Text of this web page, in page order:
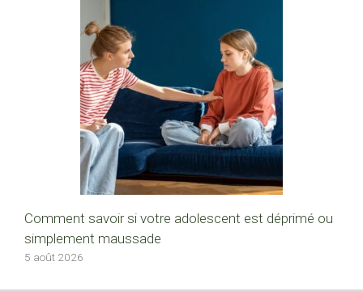
Comment savoir si votre adolescent est déprimé ou
simplement maussade
5 août 2026